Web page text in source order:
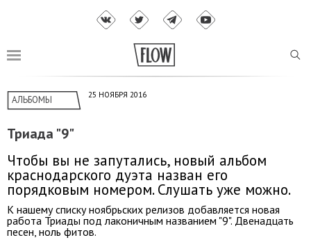
АЛЬБОМЫ 25 НОЯБРЯ 2016
Триада "9"
Чтобы вы не запутались, новый альбом
краснодарского дуэта назван его
порядковым номером. Слушать уже можно.
К нашему списку ноябрьских релизов добавляется новая
работа Триады под лаконичным названием "9". Двенадцать
песен, ноль фитов.